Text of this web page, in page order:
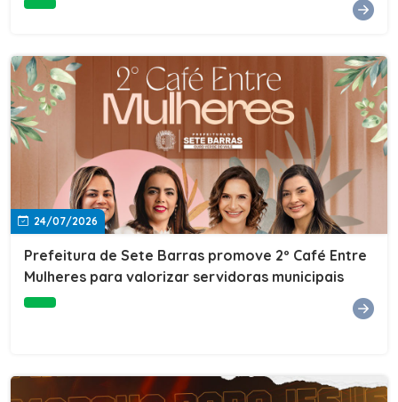
24/07/2026
Prefeitura de Sete Barras promove 2º Café Entre
Mulheres para valorizar servidoras municipais